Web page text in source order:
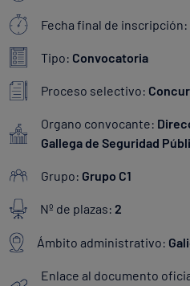
Fecha final de inscripción:
Tipo: Convocatoria
Proceso selectivo:
Organo convocante:
Gallega de Seguridad
Grupo: Grupo C1
Nº de plazas: 2
Ámbito administrativo:
Enlace al documento